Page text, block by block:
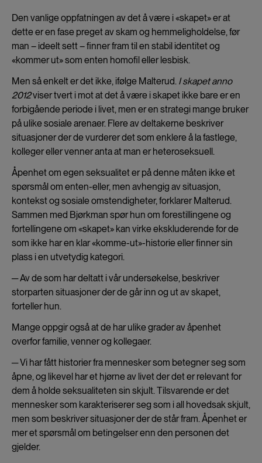
Den vanlige oppfatningen av det å være i «skapet» er at
dette er en fase preget av skam og hemmeligholdelse, før
man – ideelt sett – finner fram til en stabil identitet og
«kommer ut» som enten homofil eller lesbisk.
Men så enkelt er det ikke, ifølge Malterud. I skapet anno
2012viser tvert i mot at det å være i skapet ikke bare er en
forbigående periode i livet, men er en strategi mange bruker
på ulike sosiale arenaer. Flere av deltakerne beskriver
situasjoner der de vurderer det som enklere å la fastlege,
kolleger eller venner anta at man er heteroseksuell.
Åpenhet om egen seksualitet er på denne måten ikke et
spørsmål om enten-eller, men avhengig av situasjon,
kontekst og sosiale omstendigheter, forklarer Malterud.
Sammen med Bjørkman spør hun om forestillingene og
fortellingene om «skapet» kan virke ekskluderende for de
som ikke har en klar «komme-ut»-historie eller finner sin
plass i en utvetydig kategori.
─ Av de som har deltatt i vår undersøkelse, beskriver
storparten situasjoner der de går inn og ut av skapet,
forteller hun.
Mange oppgir også at de har ulike grader av åpenhet
overfor familie, venner og kollegaer.
─ Vi har fått historier fra mennesker som betegner seg som
åpne, og likevel har et hjørne av livet der det er relevant for
dem å holde seksualiteten sin skjult. Tilsvarende er det
mennesker som karakteriserer seg som i all hovedsak skjult,
men som beskriver situasjoner der de står fram. Åpenhet er
mer et spørsmål om betingelser enn den personen det
gjelder.